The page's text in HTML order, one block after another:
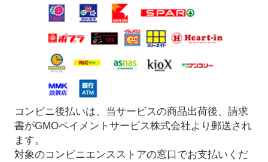
コンビニ後払いは、当サービスの商品出荷後、請求
書がGMOペイメントサービス株式会社より郵送され
ます。
対象のコンビニエンスストアの窓口でお支払いくだ